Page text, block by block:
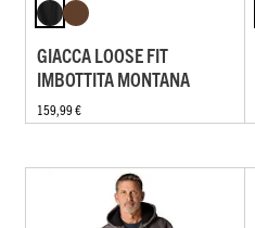
GIACCA LOOSE FIT
IMBOTTITA MONTANA
159,99 €